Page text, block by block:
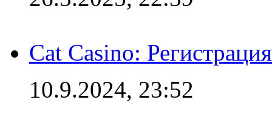
Cat Casino:
10.9.2024, 23:52